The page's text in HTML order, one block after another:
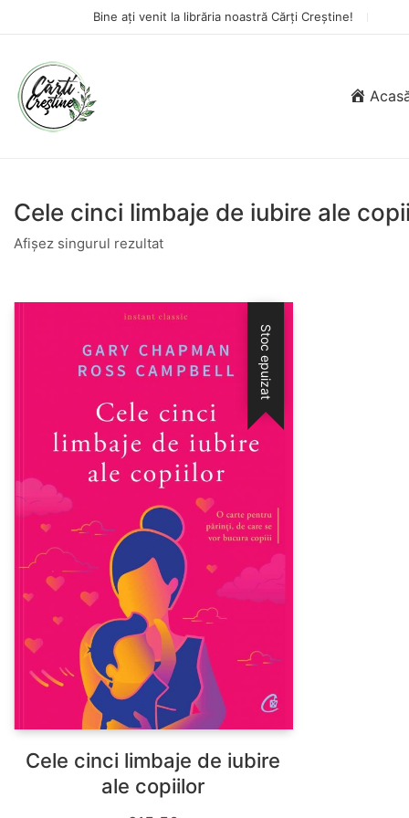
Bine ați venit la librăria noastră Cărți Creștine!
Cele cinci limbaje de iubire ale
Afișez singurul rezultat
Stoc epuizat
Cele cinci limbaje de iubire
ale copiilor